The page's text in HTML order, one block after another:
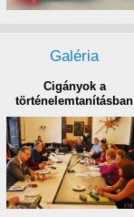
Galéria
Cigányok a
történelemtanításban